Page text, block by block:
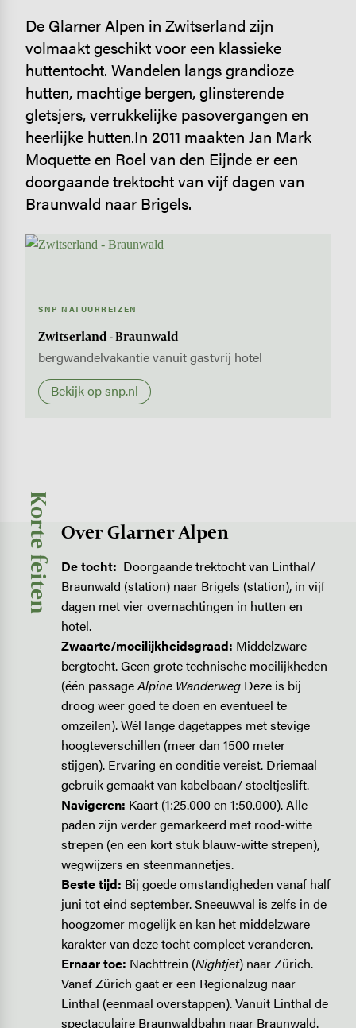
SNP NATUURREIZEN
Zwitserland - Braunwald
bergwandelvakantie vanuit gastvrij hotel
Bekijk op snp.nl
De Glarner Alpen in Zwitserland zijn
volmaakt geschikt voor een klassieke
huttentocht. Wandelen langs grandioze
hutten, machtige bergen, glinsterende
gletsjers, verrukkelijke pasovergangen en
heerlijke hutten.In 2011 maakten Jan Mark
Moquette en Roel van den Eijnde er een
doorgaande trektocht van vijf dagen van
Braunwald naar Brigels.
Korte feiten Over Glarner Alpen
De tocht: Doorgaande trektocht van Linthal/
Braunwald (station) naar Brigels (station), in vijf
dagen met vier overnachtingen in hutten en
hotel.
Zwaarte/moeilijkheidsgraad: Middelzware
bergtocht. Geen grote technische moeilijkheden
(één passageAlpine Wanderweg Deze is bij
droog weer goed te doen en eventueel te
omzeilen). Wél lange dagetappes met stevige
hoogteverschillen (meer dan 1500 meter
stijgen). Ervaring en conditie vereist. Driemaal
gebruik gemaakt van kabelbaan/ stoeltjeslift.
Navigeren: Kaart (1:25.000 en 1:50.000). Alle
paden zijn verder gemarkeerd met rood-witte
strepen (en een kort stuk blauw-witte strepen),
wegwijzers en steenmannetjes.
Beste tijd: Bij goede omstandigheden vanaf half
juni tot eind september. Sneeuwval is zelfs in de
hoogzomer mogelijk en kan het middelzware
karakter van deze tocht compleet veranderen.
Ernaar toe: Nachttrein (Nightjet) naar Zürich.
Vanaf Zürich gaat er een Regionalzug naar
Linthal (eenmaal overstappen). Vanuit Linthal de
spectaculaire Braunwaldbahn naar Braunwald.